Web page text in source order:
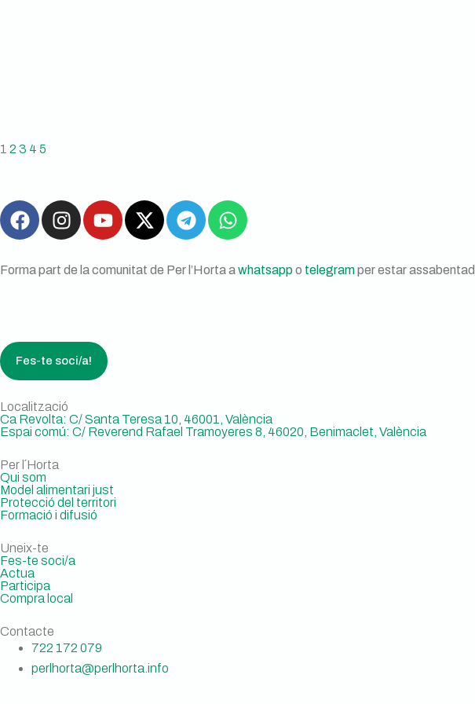
1 2 3 4 5
Forma part de la comunitat de Per l’Horta awhatsappo telegramper estar
Fes-te soci/a!
Localització
Ca Revolta: C/ Santa Teresa 10, 46001, València
Espai comú: C/ Reverend Rafael Tramoyeres 8, 46020, Benimaclet, València
Per l´Horta
Qui som
Model alimentari just
Protecció del territori
Formació i difusió
Uneix-te
Fes-te soci/a
Actua
Participa
Compra local
Contacte
722 172 079
perlhorta@perlhorta.info